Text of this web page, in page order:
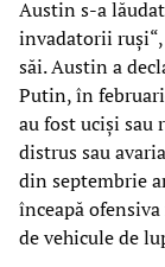
Austin s-a
invadatorii
săi. Austin a
Putin, în
au fost uciși sau
distrus sau
din septembrie
înceapă
de vehicule de